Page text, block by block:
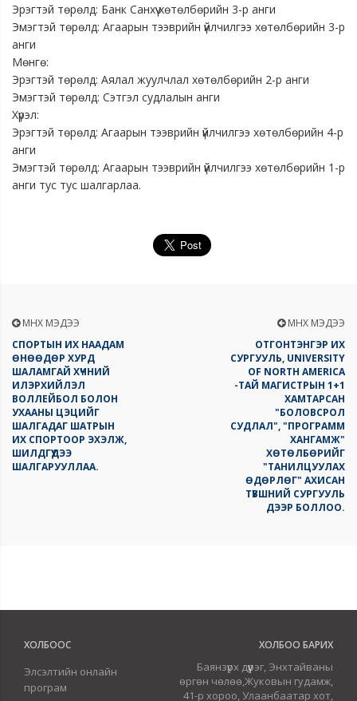
Эрэгтэй төрөлд: Банк Санхүү хөтөлбөрийн 3-р анги
Эмэгтэй төрөлд: Агаарын тээврийн үйлчилгээ хөтөлбөрийн 3-р
анги
Мөнгө:
Эрэгтэй төрөлд: Аялал жуулчлал хөтөлбөрийн 2-р анги
Эмэгтэй төрөлд: Сэтгэл судлалын анги
Хүрэл:
Эрэгтэй төрөлд: Агаарын тээврийн үйлчилгээ хөтөлбөрийн 4-р
анги
Эмэгтэй төрөлд: Агаарын тээврийн үйлчилгээ хөтөлбөрийн 1-р
анги тус тус шалгарлаа.
ӨМНӨХ МЭДЭЭ
СПОРТЫН ИХ НААДАМ
ӨНӨӨДӨР ХУРД
ШАЛАМГАЙ ХҮЧНИЙ
ИЛЭРХИЙЛЭЛ
ВОЛЛЕЙБОЛ БОЛОН
УХААНЫ ЦЭЦИЙГ
ШАЛГАДАГ ШАТРЫН
ИХ СПОРТООР ЭХЭЛЖ,
ШИЛДГҮҮДЭЭ
ШАЛГАРУУЛЛАА.
ӨМНӨХ МЭДЭЭ
ОТГОНТЭНГЭР ИХ
СУРГУУЛЬ, UNIVERSITY
OF NORTH AMERICA
-ТАЙ МАГИСТРЫН 1+1
ХАМТАРСАН
"БОЛОВСРОЛ
СУДЛАЛ", "ПРОГРАММ
ХАНГАМЖ"
ХӨТӨЛБӨРИЙГ
"ТАНИЛЦУУЛАХ
ӨДӨРЛӨГ" АХИСАН
ТҮВШНИЙ СУРГУУЛЬ
ДЭЭР БОЛЛОО.
ХОЛБООС
Элсэлтийн онлайн
програм
ХОЛБОО БАРИХ
Баянзүрх дүүрэг, Энхтайваны
өргөн чөлөө,Жуковын гудамж,
41-р хороо, Улаанбаатар хот,